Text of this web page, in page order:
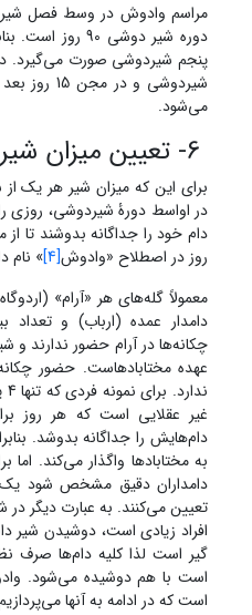
مراسم وادوش در وسط فصل شیر
دوره شیر دوشی
شیردوشی و
می‌شود.
برای این که میزان شیر هر یک
در اواسط دورۀ شیردوشی، روزی
دام خود را جداگانه بدوشند تا
روز در اصطلاح «وادوش[4] » نام
معمولاً گله‌های هر «آرام»
دامدار عمده (ارباب) و
چکانه‌ها در آرام حضور ندارند و
عهده مختابادهاست. حضور
غیر عقلایی است که هر روز
دام‌هایش را جداگانه بدوشد.
به مختابادها واگذار می‌کند. اما
دامداران دقیق مشخص شود
تعیین می‌کنند. به عبارت دیگر
افراد زیادی است، دوشیدن شیر
گیر است لذا کلیه دام‌ها صرف
است با هم دوشیده می‌شود.
است که در ادامه به آنها